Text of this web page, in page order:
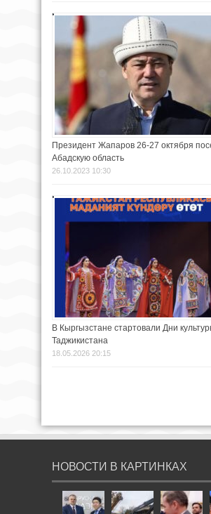
Президент Жапаров 26-27 октября
Абадскую область
26.10.2023 10:30
В Кыргызстане стартовали Дни
Таджикистана
18.05.2026 20:15
НОВОСТИ В КАРТИНКАХ